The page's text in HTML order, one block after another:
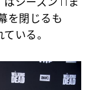
を閉じるも
いる。